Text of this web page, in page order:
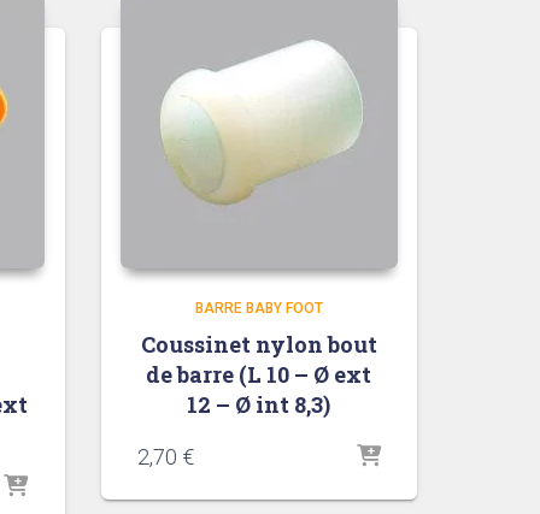
BARRE BABY FOOT
Coussinet nylon bout
de barre (L 10 – Ø ext
12 – Ø int 8,3)
2,70 €